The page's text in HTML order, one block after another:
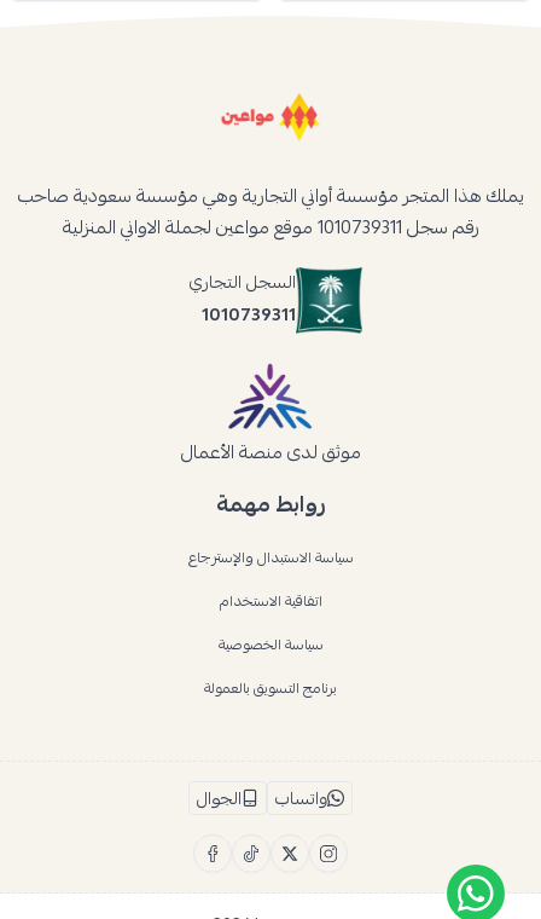
روابط مهمة
سياسة الاستبدال والإسترجاع
اتفاقية الاستخدام
سياسة الخصوصية
برنامج التسويق بالعمولة
يملك هذا المتجر مؤسسة أواني التجارية وهي مؤسسة سعودية صاحب
رقم سجل 1010739311 موقع مواعين لجملة الاواني المنزلية
السجل التجاري
1010739311
موثق لدى منصة الأعمال
واتساب الجوال